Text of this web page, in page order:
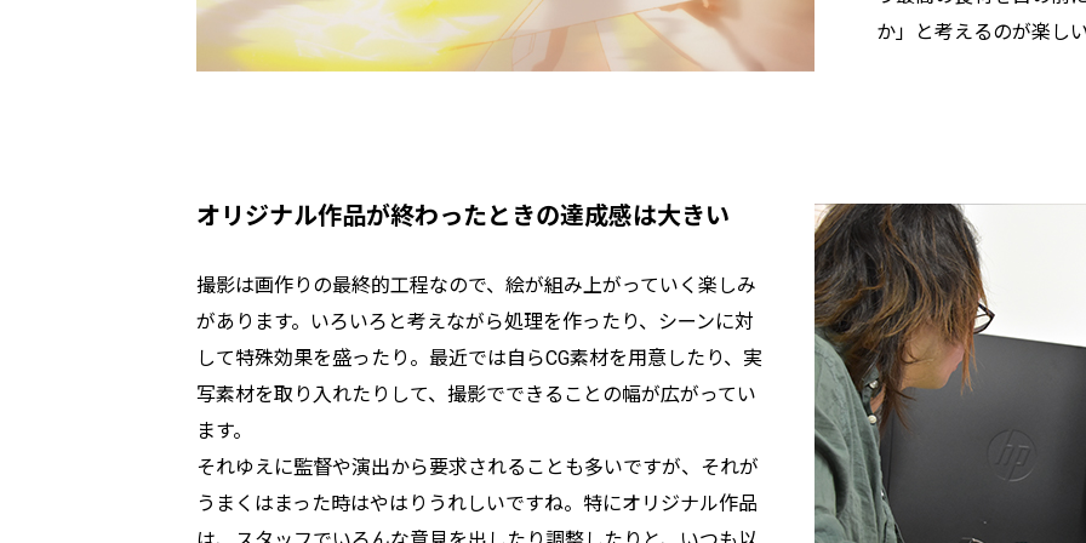
か」と考えるのが楽し
オリジナル作品が終わったときの達成感は大きい
撮影は画作りの最終的工程なので、絵が組み上がっていく楽しみ
があります。いろいろと考えながら処理を作ったり、シーンに対
して特殊効果を盛ったり。最近では自らCG素材を用意したり、実
写素材を取り入れたりして、撮影でできることの幅が広がってい
ます。
それゆえに監督や演出から要求されることも多いですが、それが
うまくはまった時はやはりうれしいですね。特にオリジナル作品